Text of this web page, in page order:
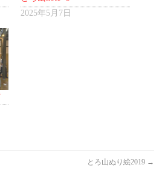
2025年5月7日
とろ山ぬり絵2019 →